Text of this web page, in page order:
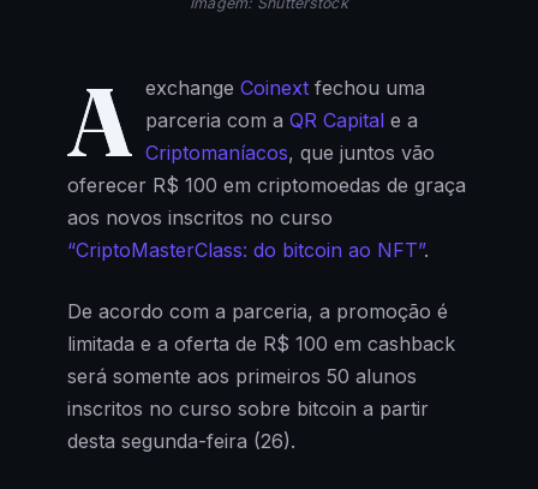
A exchange Coinextfechou uma
parceria com a QR Capitale a
Criptomaníacos, que juntos vão
oferecer R$ 100 em criptomoedas de graça
aos novos inscritos no curso
“CriptoMasterClass: do bitcoin ao NFT”.
De acordo com a parceria, a promoção é
limitada e a oferta de R$ 100 em cashback
será somente aos primeiros 50 alunos
inscritos no curso sobre bitcoin a partir
desta segunda-feira (26).